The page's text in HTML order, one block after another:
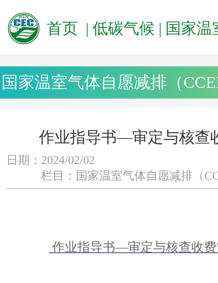
首页 | 低碳气候 | 国家温室气体自愿减排（
国家温室气体自愿减排（
作业指导书—审定与核查
日期：2024/02/02
栏目：国家温室气体自愿减排（
作业指导书—审定与核查收